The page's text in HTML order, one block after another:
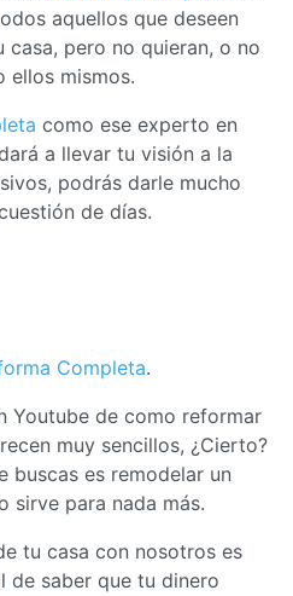
aquellos que deseen
casa, pero no quieran, o no
ellos mismos.
como ese experto en
a llevar tu visión a la
podrás darle mucho
de días.
Completa.
Youtube de como reformar
muy sencillos, ¿Cierto?
buscas es remodelar un
sirve para nada más.
tu casa con nosotros es
de saber que tu dinero